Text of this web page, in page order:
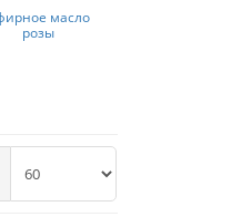
масло
розы